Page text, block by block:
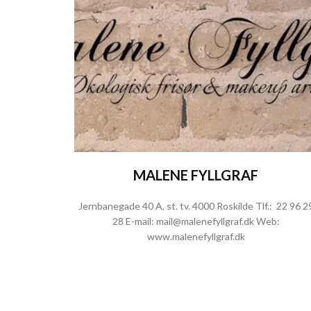
MALENE FYLLGRAF
Jernbanegade 40 A, st. tv. 4000 Roskilde Tlf.: 22 96
28 E-mail: mail@malenefyllgraf.dkWeb:
www.malenefyllgraf.dk